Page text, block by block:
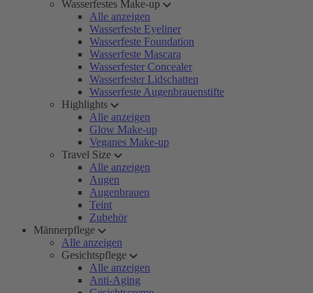
Wasserfestes Make-up
Alle anzeigen
Wasserfeste Eyeliner
Wasserfeste Foundation
Wasserfeste Mascara
Wasserfester Concealer
Wasserfester Lidschatten
Wasserfeste Augenbrauenstifte
Highlights
Alle anzeigen
Glow Make-up
Veganes Make-up
Travel Size
Alle anzeigen
Augen
Augenbrauen
Teint
Zubehör
Männerpflege
Alle anzeigen
Gesichtspflege
Alle anzeigen
Anti-Aging